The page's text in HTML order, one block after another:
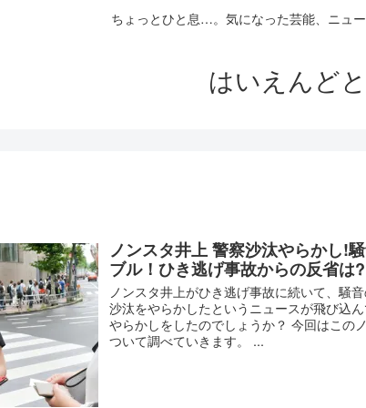
ちょっとひと息…。気になった芸能、ニュ
はいえんど
ノンスタ井上 警察沙汰やらかし!
ブル！ひき逃げ事故からの反省は?
ノンスタ井上がひき逃げ事故に続いて、騒
沙汰をやらかしたというニュースが飛び込
やらかしをしたのでしょうか？ 今回はこの
ついて調べていきます。 ...